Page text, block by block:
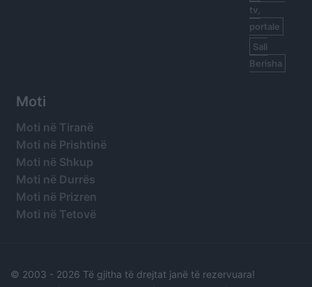
tv,
portale
Sali
Berisha
Moti
Moti në Tiranë
Moti në Prishtinë
Moti në Shkup
Moti në Durrës
Moti në Prizren
Moti në Tetovë
© 2003 - 2026 Të gjitha të drejtat janë të rezervuara!